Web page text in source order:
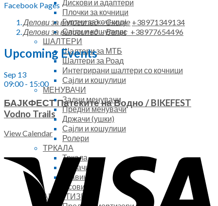
Дискови и адаптери
Плочки за кочници
Гуртни за кочници
Сајли и кошулици
ШАЛТЕРИ
Шалтери за МТБ
Шалтери за Роад
Интегрирани шалтери со кочници
Сајли и кошулици
МЕНУВАЧИ
Задни менувачи
Предни менувачи
Држачи (ушки)
Сајли и кошулици
Ролери
ТРКАЛА
Тркала
Обрачи
Главини
Осовини
АМОРТИЗЕРИ
Facebook Pages
Делови за велосипед – Скопје +38971349134
Делови за велосипед – Велес +38977654496
Upcoming Events
Sep 13
09:00- 15:00
БАЈКФЕСТ Патеките на Водно / BIKEFEST
Vodno Trails
View Calendar